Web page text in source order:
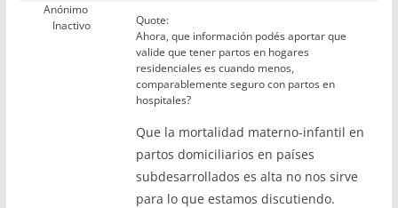
Anónimo
Inactivo
Quote:
Ahora, que información podés aportar que
valide que tener partos en hogares
residenciales es cuando menos,
comparablemente seguro con partos en
hospitales?
Que la mortalidad materno-infantil en
partos domiciliarios en países
subdesarrollados es alta no nos sirve
para lo que estamos discutiendo.